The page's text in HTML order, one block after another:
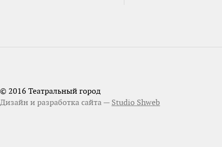
© 2016 Театральный город
Дизайн и разработка сайта — Studio Shweb